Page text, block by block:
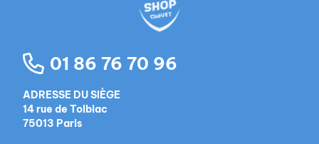
01 86 76 70 96
ADRESSE DU SIÈGE
14 rue de Tolbiac
75013 Paris